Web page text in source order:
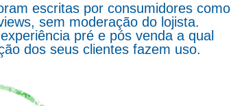
escritas por consumidores como
sem moderação do lojista.
pré e pós venda a qual
dos seus clientes fazem uso.